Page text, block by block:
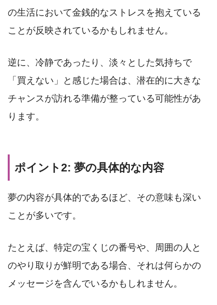
の生活において金銭的なストレスを抱えている
ことが反映されているかもしれません。
逆に、冷静であったり、淡々とした気持ちで
「買えない」と感じた場合は、潜在的に大きな
チャンスが訪れる準備が整っている可能性があ
ります。
ポイント2: 夢の具体的な内容
夢の内容が具体的であるほど、その意味も深い
ことが多いです。
たとえば、特定の宝くじの番号や、周囲の人と
のやり取りが鮮明である場合、それは何らかの
メッセージを含んでいるかもしれません。